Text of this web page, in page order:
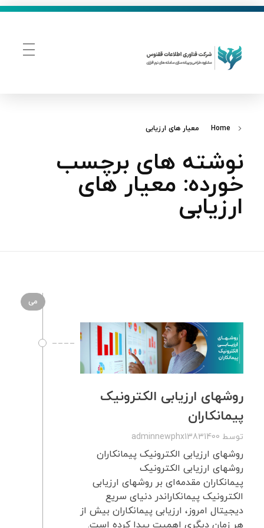
Home معیار های ارزیابی
نوشته های برچسب
خورده: معیار های
ارزیابی
می
روشهای ارزیابی الکترونیک
پیمانکاران
توسط adminnewphx13831400
روشهای ارزیابی الکترونیک پیمانکاران
روشهای ارزیابی الکترونیک
پیمانکاران مقدمه‌ای بر روشهای ارزیابی
الکترونیک پیمانکاراندر دنیای سریع
دیجیتال امروز، ارزیابی پیمانکاران بیش از
هر زمان دیگری اهمیت پیدا کرده است.